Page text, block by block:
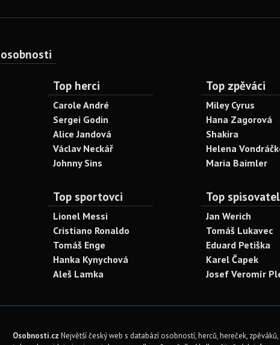
Top herci
Carole André
Sergei Godin
Alice Jandová
Václav Neckář
Johnny Sins
Top zpěváci
Miley Cyrus
Hana Zagorová
Shakira
Helena
Maria Baimler
Top sportovci
Lionel Messi
Cristiano Ronaldo
Tomáš Enge
Hanka Kynychová
Aleš Lamka
Top
Jan Werich
Tomáš Lukavec
Eduard Petiška
Karel Čapek
Josef Veromír
Osobnosti.cz Největší český web s databází osobností, herců, hereček,